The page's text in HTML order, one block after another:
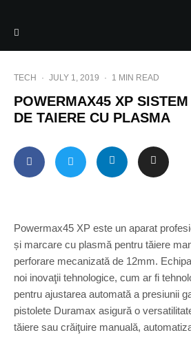
TECH · JULY 1, 2019 · 1 MIN READ
POWERMAX45 XP
DE TAIERE CU PLASMA
Powermax45 XP este un aparat
și marcare cu plasmă pentru tăiere
perforare mecanizată de 12mm.
noi inovaţii tehnologice, cum ar fi
pentru ajustarea automată a presiunii
pistolete Duramax asigură o
tăiere sau crăiţuire manuală,